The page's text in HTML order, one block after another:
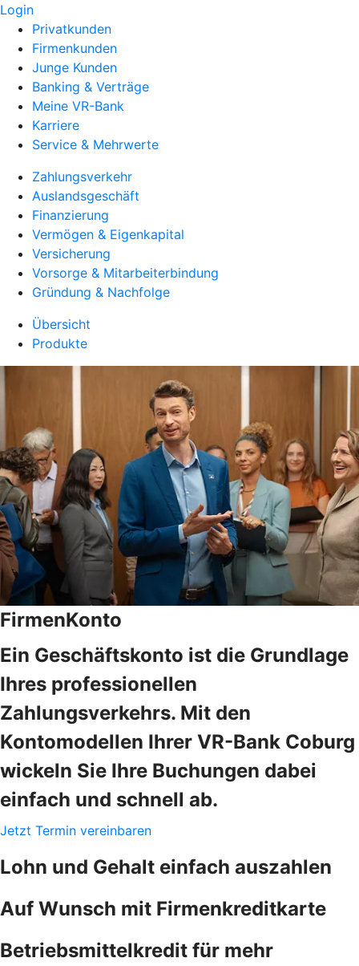
Login
Privatkunden
Firmenkunden
Junge Kunden
Banking & Verträge
Meine VR-Bank
Karriere
Service & Mehrwerte
Zahlungsverkehr
Auslandsgeschäft
Finanzierung
Vermögen & Eigenkapital
Versicherung
Vorsorge & Mitarbeiterbindung
Gründung & Nachfolge
Übersicht
Produkte
FirmenKonto
Ein Geschäftskonto ist die Grundlage
Ihres professionellen
Zahlungsverkehrs. Mit den
Kontomodellen Ihrer VR-Bank Coburg
wickeln Sie Ihre Buchungen dabei
einfach und schnell ab.
Jetzt Termin vereinbaren
Lohn und Gehalt einfach auszahlen
Auf Wunsch mit Firmenkreditkarte
Betriebsmittelkredit für mehr